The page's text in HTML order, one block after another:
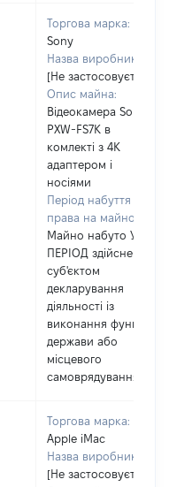
Торгова марка:
Sony
Назва виробника:
[Не застосовується]
Опис майна:
Відеокамера Sony
PXW-FS7K в
комлекті з 4K
адаптером і
носіями
Період набуття
права на майно:
Майно набуто У
ПЕРІОД здійснення
суб'єктом
декларування
діяльності із
виконання функцій
держави або
місцевого
самоврядування
Торгова марка:
Apple iMac
Назва виробника:
[Не застосовується]